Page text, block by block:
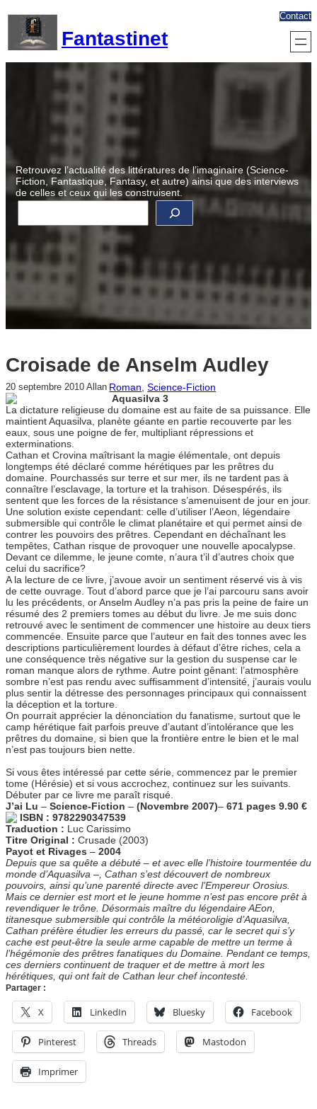
contenu
Fantastinet
Contact
Retrouvez l’actualité des littératures de l’imaginaire (Science-
Fiction, Fantastique, Fantasy, et autre) ainsi que des interviews
de celles et ceux qui les construisent.
R
c
r
c
h
r
Croisade de Anselm Audley
20 septembre 2010 Allan Roman, Science-Fiction
Aquasilva 3
La dictature religieuse du domaine est au faite de sa puissance. Elle
maintient Aquasilva, planète géante en partie recouverte par les
eaux, sous une poigne de fer, multipliant répressions et
exterminations.
Cathan et Crovina maîtrisant la magie élémentale, ont depuis
longtemps été déclaré comme hérétiques par les prêtres du
domaine. Pourchassés sur terre et sur mer, ils ne tardent pas à
connaître l’esclavage, la torture et la trahison. Désespérés, ils
sentent que les forces de la résistance s’amenuisent de jour en jour.
Une solution existe cependant: celle d’utiliser l’Aeon, légendaire
submersible qui contrôle le climat planétaire et qui permet ainsi de
contrer les pouvoirs des prêtres. Cependant en déchaînant les
tempêtes, Cathan risque de provoquer une nouvelle apocalypse.
Devant ce dilemme, le jeune comte, n’aura t’il d’autres choix que
celui du sacrifice?
A la lecture de ce livre, j’avoue avoir un sentiment réservé vis à vis
de cette ouvrage. Tout d’abord parce que je l’ai parcouru sans avoir
lu les précédents, or Anselm Audley n’a pas pris la peine de faire un
résumé des 2 premiers tomes au début du livre. Je me suis donc
retrouvé avec le sentiment de commencer une histoire au deux tiers
commencée. Ensuite parce que l’auteur en fait des tonnes avec les
descriptions particulièrement lourdes à défaut d’être riches, cela a
une conséquence très négative sur la gestion du suspense car le
roman manque alors de rythme. Autre point gênant: l’atmosphère
sombre n’est pas rendu avec suffisamment d’intensité, j’aurais voulu
plus sentir la détresse des personnages principaux qui connaissent
la déception et la torture.
On pourrait apprécier la dénonciation du fanatisme, surtout que le
camp hérétique fait parfois preuve d’autant d’intolérance que les
prêtres du domaine, si bien que la frontière entre le bien et le mal
n’est pas toujours bien nette.
Si vous êtes intéressé par cette série, commencez par le premier
tome (Hérésie) et si vous accrochez, continuez sur les suivants.
Débuter par ce livre me paraît risqué.
J’ai Lu – Science-Fiction – (Novembre 2007)– 671 pages 9.90 €
ISBN : 9782290347539
Traduction : Luc Carissimo
Titre Original : Crusade (2003)
Payot et Rivages – 2004
Depuis que sa quête a débuté – et avec elle l’histoire tourmentée du
monde d’Aquasilva –, Cathan s’est découvert de nombreux
pouvoirs, ainsi qu’une parenté directe avec l’Empereur Orosius.
Mais ce dernier est mort et le jeune homme n’est pas encore prêt à
revendiquer le trône. Désormais maître du légendaire AEon,
titanesque submersible qui contrôle la météoroligie d’Aquasilva,
Cathan préfère étudier les erreurs du passé, car le secret qui s’y
cache est peut-être la seule arme capable de mettre un terme à
l’hégémonie des prêtres fanatiques du Domaine. Pendant ce temps,
ces derniers continuent de traquer et de mettre à mort les
hérétiques, qui ont fait de Cathan leur chef incontesté.
Partager :
X LinkedIn Bluesky Facebook
Pinterest Threads Mastodon
Imprimer